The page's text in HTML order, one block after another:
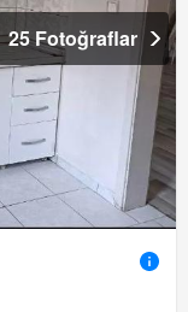
25 Fotoğraflar